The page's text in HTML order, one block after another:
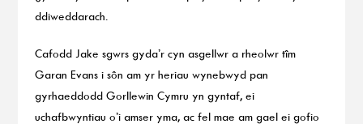
ddiweddarach.
Cafodd Jake sgwrs gyda’r cyn asgellwr a rheolwr tîm
Garan Evans i sôn am yr heriau wynebwyd pan
gyrhaeddodd Gorllewin Cymru yn gyntaf, ei
uchafbwyntiau o’i amser yma, ac fel mae am gael ei gofio